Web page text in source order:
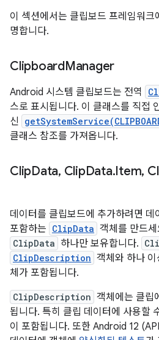
이 섹션에서는 클립보드 프레임워
명합니다.
ClipboardManager
Android 시스템 클립보드는 전역
스로 표시됩니다. 이 클래스를 직접
신
클래스 참조를 가져옵니다.
ClipData, ClipData.Item,
데이터를 클립보드에 추가하려면
포함하는 ClipData 객체를 만드
ClipData 하나만 보유합니다.
ClipDescription 객체와 하나 이
체가 포함됩니다.
ClipDescription 객체에는 클립
됩니다. 특히 클립 데이터에 사용할
이 포함됩니다. 또한 Android 12